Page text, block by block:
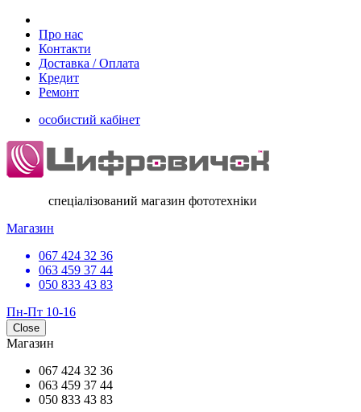
Про нас
Контакти
Доставка / Оплата
Кредит
Ремонт
особистий кабінет
спеціалізований магазин фототехніки
Магазин
067 424 32 36
063 459 37 44
050 833 43 83
Пн-Пт 10-16
Close
Магазин
067 424 32 36
063 459 37 44
050 833 43 83